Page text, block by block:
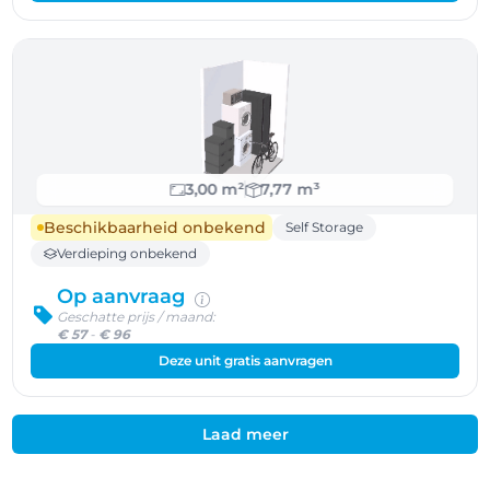
3,00 m²
7,77 m³
Beschikbaarheid onbekend
Self Storage
Verdieping onbekend
Op aanvraag
Geschatte prijs / maand:
€ 57- € 96
Deze unit gratis aanvragen
Laad meer